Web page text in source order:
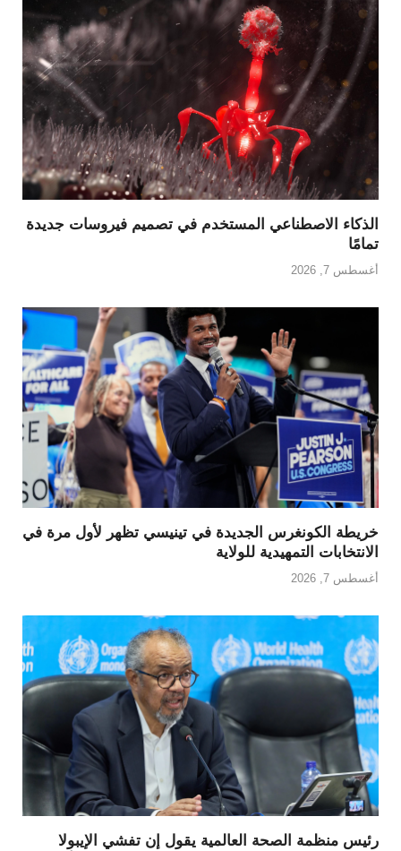
الذكاء الاصطناعي المستخدم في تصميم فيروسات جديدة
تمامًا
أغسطس 7, 2026
خريطة الكونغرس الجديدة في تينيسي تظهر لأول مرة في
الانتخابات التمهيدية للولاية
أغسطس 7, 2026
رئيس منظمة الصحة العالمية يقول إن تفشي الإيبولا